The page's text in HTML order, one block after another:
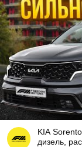
KIA
дизель,